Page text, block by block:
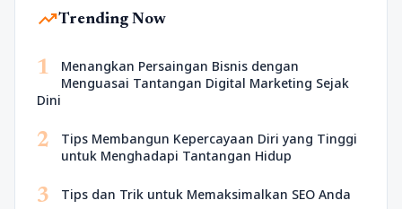
trending_upTrending Now
1
Menangkan Persaingan Bisnis dengan
Menguasai Tantangan Digital Marketing Sejak
Dini
2
Tips Membangun Kepercayaan Diri yang Tinggi
untuk Menghadapi Tantangan Hidup
3 Tips dan Trik untuk Memaksimalkan SEO Anda